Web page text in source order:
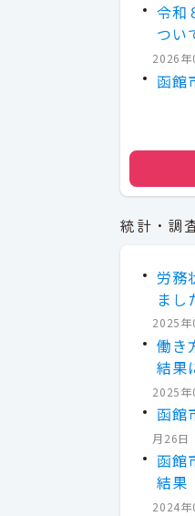
令和
つい
2026年
函館
統計・調
労務
まし
2025年
働き
結果
2025年
函館
月26日
函館
結果
2024年